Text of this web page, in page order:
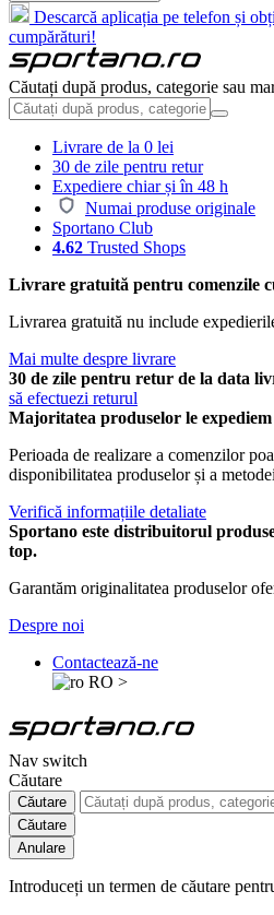
Descarcă aplicația pe telefon și
cumpărături!
Căutați după produs, categorie sau
Livrare de la 0 lei
30 de zile pentru retur
Expediere chiar și în 48 h
Numai produse originale
Sportano Club
4.62 Trusted Shops
Livrare gratuită pentru comenzile
Livrarea gratuită nu include
Mai multe despre livrare
30 de zile pentru retur de la data
să efectuezi returul
Majoritatea produselor le
Perioada de realizare a comenzilor
disponibilitatea produselor și a
Verifică informațiile detaliate
Sportano este distribuitorul
top.
Garantăm originalitatea produselor
Despre noi
Contactează-ne
RO >
Nav switch
Căutare
Căutare
Căutare
Anulare
Introduceți un termen de căutare